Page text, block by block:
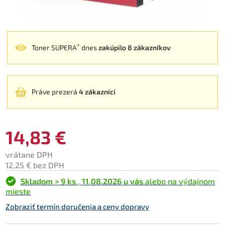
Toner SUPERA® dneszakúpilo 8 zákazníkov
Práve prezerá 4 zákazníci
14,83 €
vrátane DPH
12,25 € bez DPH
Skladom > 9 ks , 11.08.2026 u vás alebo na výdajnom
mieste
Zobraziť termín doručenia a ceny dopravy